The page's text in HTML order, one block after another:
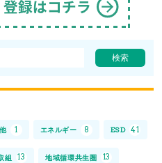
1 エネルギー 8 ESD 41
組 13 地域循環共生圏 13